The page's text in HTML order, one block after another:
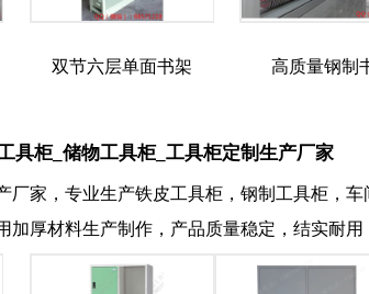
双节六层单面书架 高质量钢制
具柜_储物工具柜_工具柜定制生产厂家
厂家，专业生产铁皮工具柜，钢制工具柜，
加厚材料生产制作，产品质量稳定，结实耐用